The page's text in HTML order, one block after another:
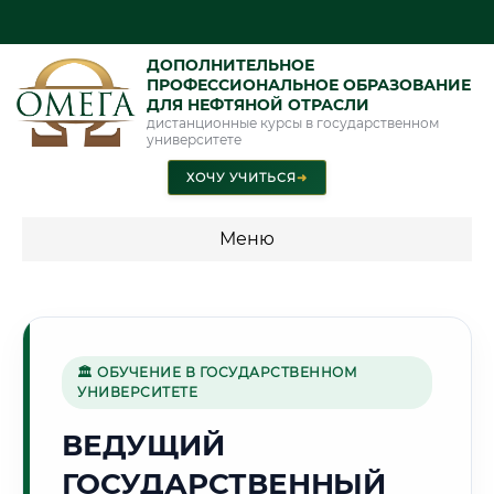
ДОПОЛНИТЕЛЬНОЕ
ПРОФЕССИОНАЛЬНОЕ ОБРАЗОВАНИЕ
ДЛЯ НЕФТЯНОЙ ОТРАСЛИ
дистанционные курсы в государственном
университете
ХОЧУ УЧИТЬСЯ➜
Меню
Г. СТЕРЛИТАМАК
🏛 ОБУЧЕНИЕ В ГОСУДАРСТВЕННОМ
УНИВЕРСИТЕТЕ
ВЕДУЩИЙ
ГОСУДАРСТВЕННЫЙ